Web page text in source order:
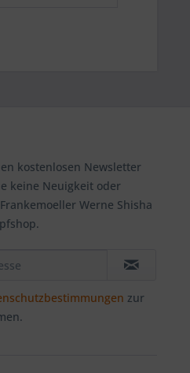
kostenlosen Newsletter
keine Neuigkeit oder
Werne Shisha
zur